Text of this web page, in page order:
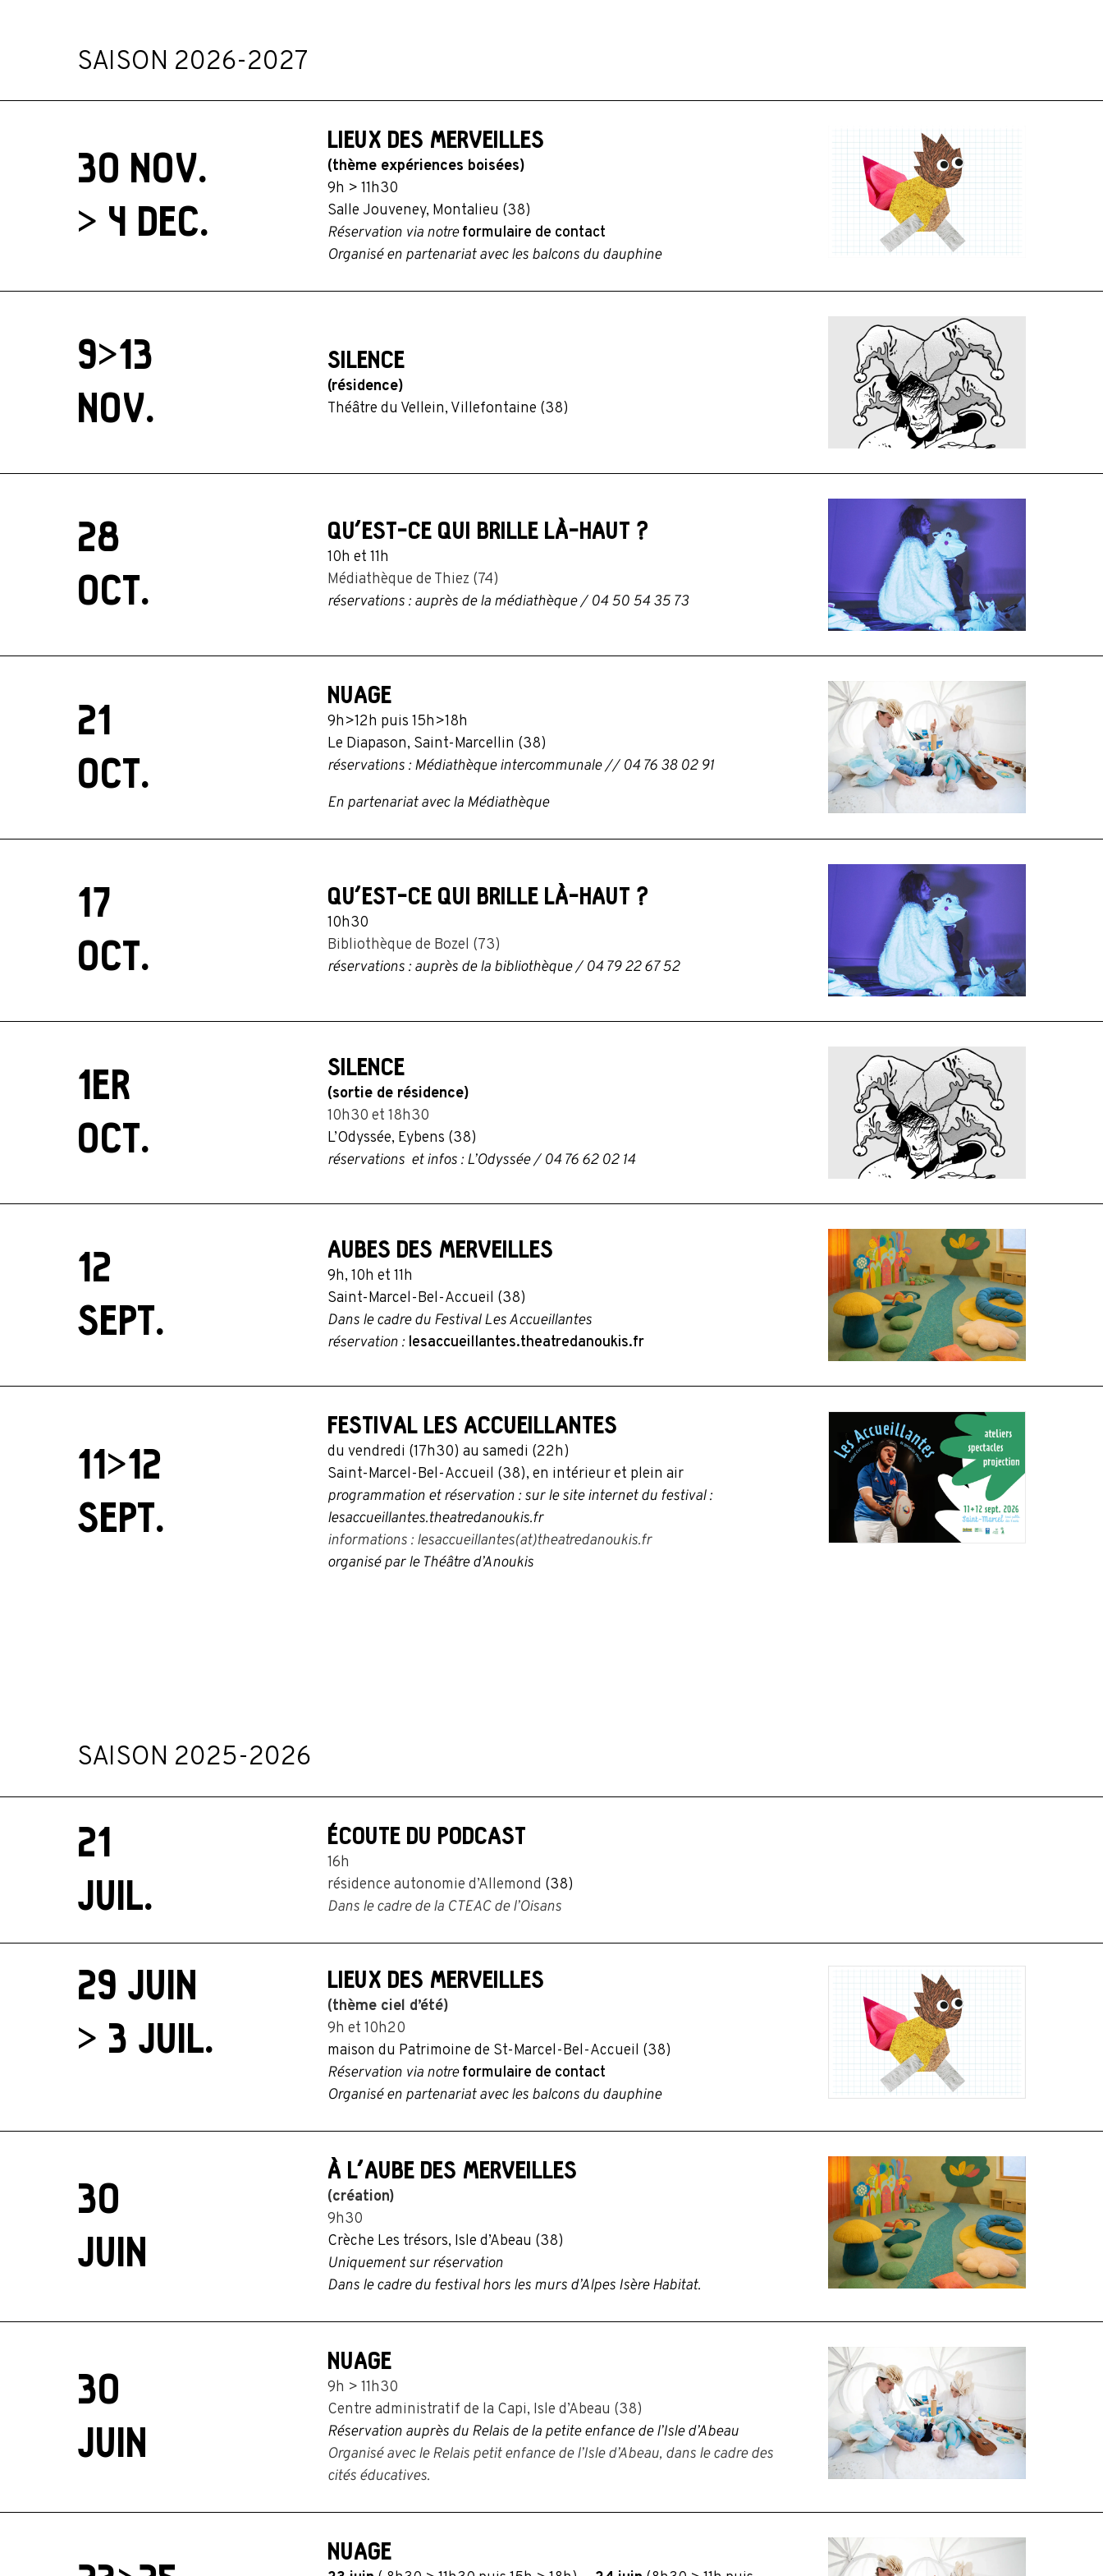
SAISON 2026-2027
30 NOV.
> 4 DEC.
LIEUX DES MERVEILLES
(thème expériences boisées)
9h > 11h30
Salle Jouveney, Montalieu (38)​
Réservation via notreformulaire de contact
Organisé en partenariat avec les balcons du dauphine
9>13
NOV.
SILENCE
(résidence)
Théâtre du Vellein, Villefontaine (38)
28
OCT.
QU’EST-CE QUI BRILLE LÀ-HAUT ?
10h et 11h
Médiathèque de Thiez (74)
réservations : auprès de la médiathèque / 04 50 54 35 73
21
OCT.
NUAGE
9h>12h puis 15h>18h
Le Diapason, Saint-Marcellin (38)
réservations : Médiathèque intercommunale // 04 76 38 02 91
En partenariat avec la Médiathèque
17
OCT.
QU’EST-CE QUI BRILLE LÀ-HAUT ?
10h30
Bibliothèque de Bozel (73)
réservations : auprès de la bibliothèque / 04 79 22 67 52
1ER
OCT.
SILENCE
(sortie de résidence)
10h30 et 18h30
L’Odyssée, Eybens (38)
réservations et infos : L’Odyssée / 04 76 62 02 14
12
SEPT.
AUBES DES MERVEILLES
9h, 10h et 11h
Saint-Marcel-Bel-Accueil (38)
Dans le cadre du Festival Les Accueillantes
réservation : lesaccueillantes.theatredanoukis.fr
11>12
SEPT.
FESTIVAL LES ACCUEILLANTES
du vendredi (17h30) au samedi (22h)
Saint-Marcel-Bel-Accueil (38), en intérieur et plein air
programmation et réservation : sur le site internet du festival :
lesaccueillantes.theatredanoukis.fr
informations : lesaccueillantes(at)theatredanoukis.fr
organisé par le Théâtre d’Anoukis
SAISON 2025-2026
21
JUIL.
ÉCOUTE DU PODCAST
16h
résidence autonomie d’Allemond (38)
Dans le cadre de la CTEAC de l’Oisans
29 JUIN
> 3 JUIL.
LIEUX DES MERVEILLES
(thème ciel d’été)
9h et 10h20
maison du Patrimoine de St-Marcel-Bel-Accueil (38)
Réservation via notreformulaire de contact
Organisé en partenariat avec les balcons du dauphine
30
JUIN
À L’AUBE DES MERVEILLES
(création)
9h30
Crèche Les trésors, Isle d’Abeau (38)
Uniquement sur réservation
Dans le cadre du festival hors les murs d’Alpes Isère Habitat.
30
JUIN
NUAGE
9h > 11h30
Centre administratif de la Capi, Isle d’Abeau (38)
Réservation auprès du Relais de la petite enfance de l’Isle d’Abeau
Organisé avec le Relais petit enfance de l’Isle d’Abeau, dans le cadre des
cités éducatives.
NUAGE